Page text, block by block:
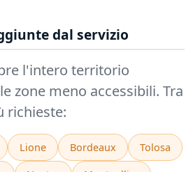
dal servizio
l'intero territorio
zone meno accessibili. Tra
richieste:
Lione Bordeaux Tolosa